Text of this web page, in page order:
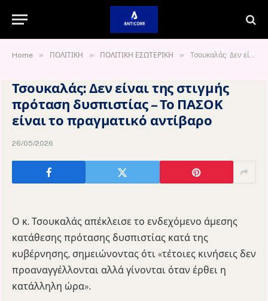
Home » ΠΟΛΙΤΙΚΗ » ΠΟΛΙΤΙΚΗ ΕΣΩΤΕΡΙΚΗ » Τσουκαλάς: Δεν είναι της στιγμής πρόταση δυσπιστίας – Το ΠΑΣΟΚ είναι το πραγματικό αντίβαρο
Τσουκαλάς: Δεν είναι της στιγμής
πρόταση δυσπιστίας – Το ΠΑΣΟΚ
είναι το πραγματικό αντίβαρο
26/05/2026
Ο κ. Τσουκαλάς απέκλεισε το ενδεχόμενο άμεσης
κατάθεσης πρότασης δυσπιστίας κατά της
κυβέρνησης, σημειώνοντας ότι «τέτοιες κινήσεις δεν
προαναγγέλλονται αλλά γίνονται όταν έρθει η
κατάλληλη ώρα».